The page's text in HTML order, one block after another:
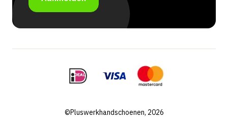
©Pluswerkhandschoenen, 2026